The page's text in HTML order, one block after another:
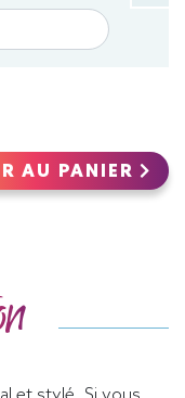
AU PANIER